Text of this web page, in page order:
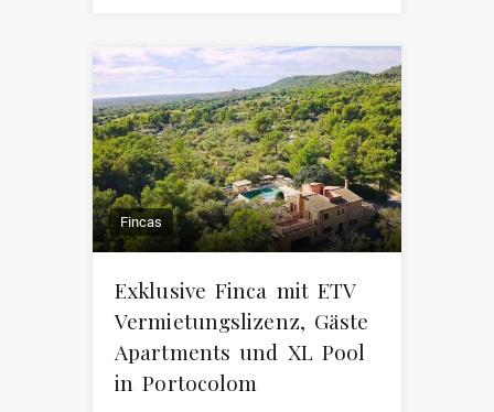
Fincas
Exklusive Finca mit ETV
Vermietungslizenz, Gäste
Apartments und XL Pool
in Portocolom